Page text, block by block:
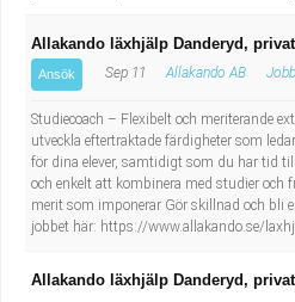
Allakando läxhjälp Danderyd,
Ansök Sep 11 Allakando AB
Studiecoach – Flexibelt och meriterande
utveckla eftertraktade färdigheter som
för dina elever, samtidigt som du har tid
och enkelt att kombinera med studier och
merit som imponerar Gör skillnad och bli
jobbet här: https://www.allakando.se/
Allakando läxhjälp Danderyd,